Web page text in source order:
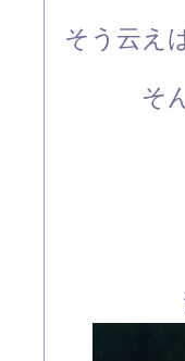
そう云え
そ